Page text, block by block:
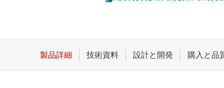
クロックとタイミング 統合型や